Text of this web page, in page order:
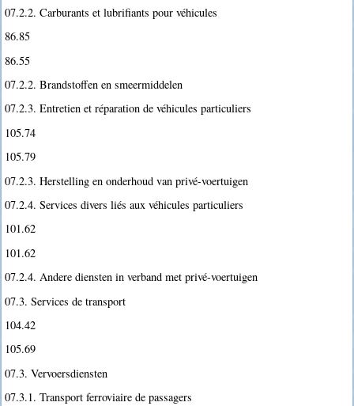
07.2.2. Carburants et lubrifiants pour véhicules
86.85
86.55
07.2.2. Brandstoffen en smeermiddelen
07.2.3. Entretien et réparation de véhicules particuliers
105.74
105.79
07.2.3. Herstelling en onderhoud van privé-voertuigen
07.2.4. Services divers liés aux véhicules particuliers
101.62
101.62
07.2.4. Andere diensten in verband met privé-voertuigen
07.3. Services de transport
104.42
105.69
07.3. Vervoersdiensten
07.3.1. Transport ferroviaire de passagers